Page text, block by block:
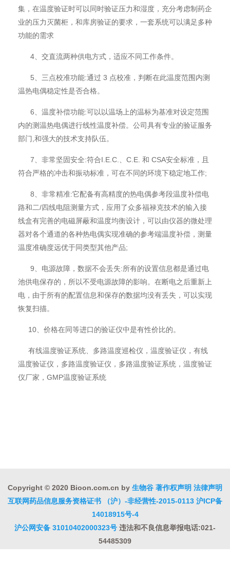
集，在温度验证时可以同时验证压力和湿度，充分考虑制药企
业的压力灭菌柜，和库房验证的要求，一套系统可以满足多种
功能的需求
4、交直流两种供电方式，适应不同工作条件。
5、三点校准功能:通过 3 点校准，判断在此温度范围内测
温热电偶稳定性是否合格。
6、温度补偿功能:可以以温场上的温标为基准对设定范围
内的测温热电偶进行线性温度补偿。公司具有专业的验证服务
部门,和强大的技术支持队伍。
7、非常坚固安全:符合I.E.C.、C.E. 和 CSA安全标准，且
符合严格的冲击和振动标准，可在不同的环境下稳定地工作;
8、非常精准:它配备有高精度的热电偶参考段温度补偿电
路和二/四线电阻测量方式，应用了众多福禄克技术的输入接
线盒有完善的电磁屏蔽和温度均衡设计，可以由仪器的微处理
器对各个通道的各种热电偶实现准确的参考端温度补偿，测量
温度准确度远优于同类型其他产品;
9、电源故障，数据不会丢失:所有的设置信息都是通过电
池供电保存的，所以不受电源故障的影响。在断电之后重新上
电，由于所有的配置信息和保存的数据均没有丢失，可以实现
恢复扫描。
10、价格在同等进口的验证仪中是有性价比的。
有线温度验证系统、多路温度巡检仪，温度验证仪，有线
温度验证仪，多路温度验证仪，多路温度验证系统，温度验证
仪厂家，GMP温度验证系统
Copyright © 2020 Bioon.com.cn by 生物谷 著作权声明 法律声明
互联网药品信息服务资格证书 （沪）-非经营性-2015-0113 沪ICP备
14018915号-4
沪公网安备 31010402000323号 违法和不良信息举报电话:021-
54485309